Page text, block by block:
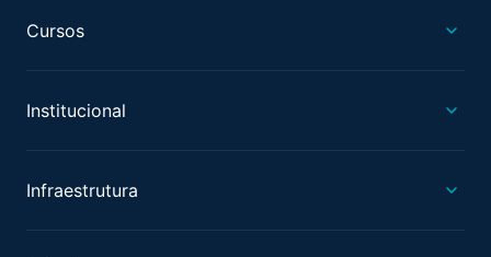
Cursos
Institucional
Infraestrutura